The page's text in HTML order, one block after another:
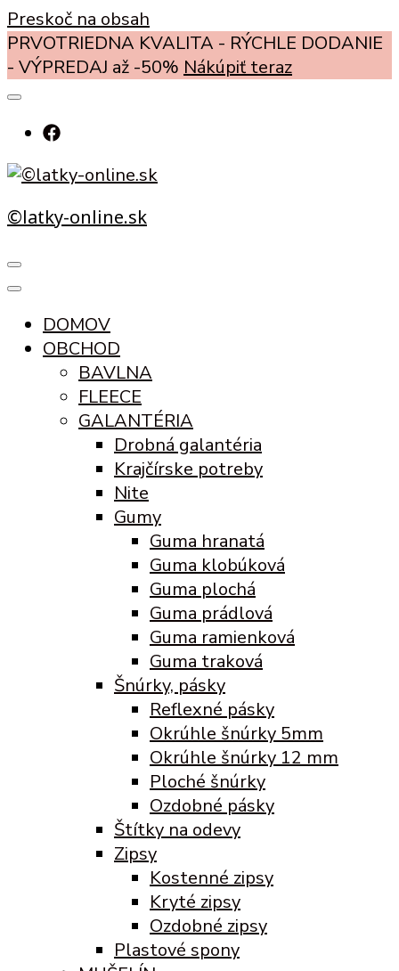
Preskoč na obsah
PRVOTRIEDNA KVALITA - RÝCHLE DODANIE
- VÝPREDAJ až -50% Nákúpiť teraz
©latky-online.sk
DOMOV
OBCHOD
BAVLNA
FLEECE
GALANTÉRIA
Drobná galantéria
Krajčírske potreby
Nite
Gumy
Guma hranatá
Guma klobúková
Guma plochá
Guma prádlová
Guma ramienková
Guma traková
Šnúrky, pásky
Reflexné pásky
Okrúhle šnúrky 5mm
Okrúhle šnúrky 12 mm
Ploché šnúrky
Ozdobné pásky
Štítky na odevy
Zipsy
Kostenné zipsy
Kryté zipsy
Ozdobné zipsy
Plastové spony